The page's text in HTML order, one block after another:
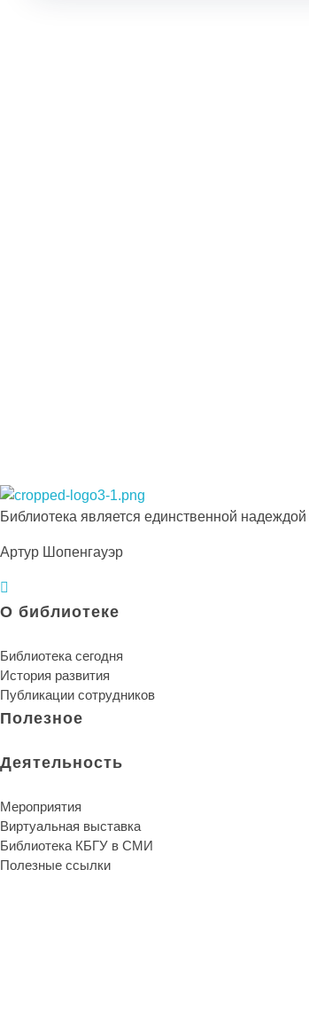
Библиотека КБГУ
Библиотека КБГУ
Библиотека является единственной
Артур Шопенгауэр
О библиотеке
Библиотека сегодня
История развития
Публикации сотрудников
Полезное
Деятельность
Мероприятия
Виртуальная выставка
Библиотека КБГУ в СМИ
Полезные ссылки